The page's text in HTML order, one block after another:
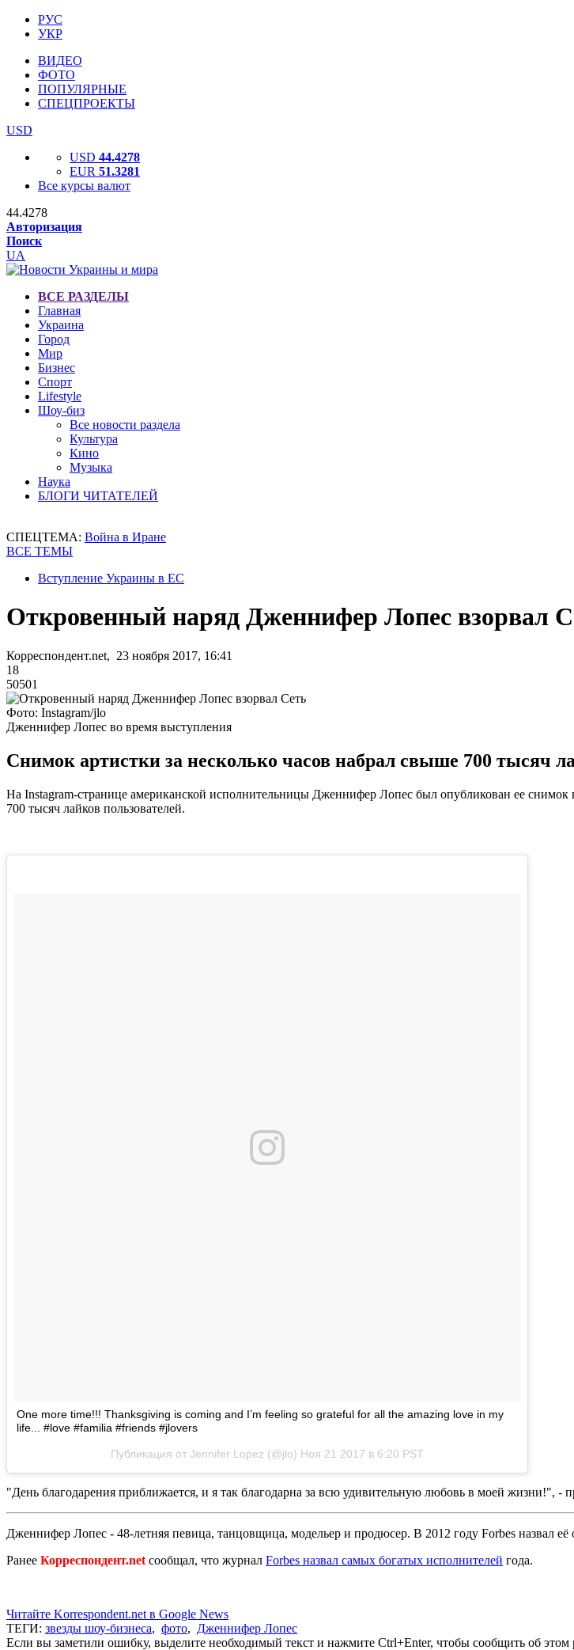
РУС
УКР
ВИДЕО
ФОТО
ПОПУЛЯРНЫЕ
СПЕЦПРОЕКТЫ
USD
USD 44.4278
EUR 51.3281
Все курсы валют
44.4278
Авторизация
Поиск
UA
ВСЕ РАЗДЕЛЫ
Главная
Украина
Город
Мир
Бизнес
Спорт
Lifestyle
Шоу-биз
Все новости раздела
Культура
Кино
Музыка
Наука
БЛОГИ ЧИТАТЕЛЕЙ
СПЕЦТЕМА: Война в Иране
ВСЕ ТЕМЫ
Вступление Украины в ЕС
Откровенный наряд Дженнифер Лопес взорвал
Корреспондент.net, 23 ноября 2017, 16:41
18
50501
Фото: Instagram/jlo
Дженнифер Лопес во время выступления
Снимок артистки за несколько часов набрал свыше 700 тысяч
На Instagram-странице американской исполнительницы Дженнифер Лопес был опубликован ее снимок
700 тысяч лайков пользователей.
One more time!!! Thanksgiving is coming and I’m feeling so grateful for all the amazing love in my
life... #love #familia #friends #jlovers
Публикация от Jennifer Lopez (@jlo) Ноя 21 2017 в 6:20 PST
"День благодарения приближается, и я так благодарна за всю удивительную любовь в моей жизни!", -
Дженнифер Лопес - 48-летняя певица, танцовщица, модельер и продюсер. В 2012 году Forbes назвал
Ранее Корреспондент.net сообщал, что журнал Forbes назвал самых богатых исполнителей года.
Читайте Korrespondent.net в Google News
ТЕГИ: звезды шоу-бизнеса, фото, Дженнифер Лопес
Если вы заметили ошибку, выделите необходимый текст и нажмите Ctrl+Enter, чтобы сообщить об этом